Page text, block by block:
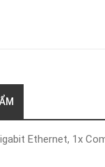
Ethernet, 1x